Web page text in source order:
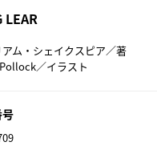
LEAR
ム・シェイクスピア／著
／イラスト